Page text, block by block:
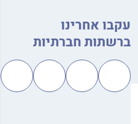
עקבו אחרינו
ברשתות חברתיות